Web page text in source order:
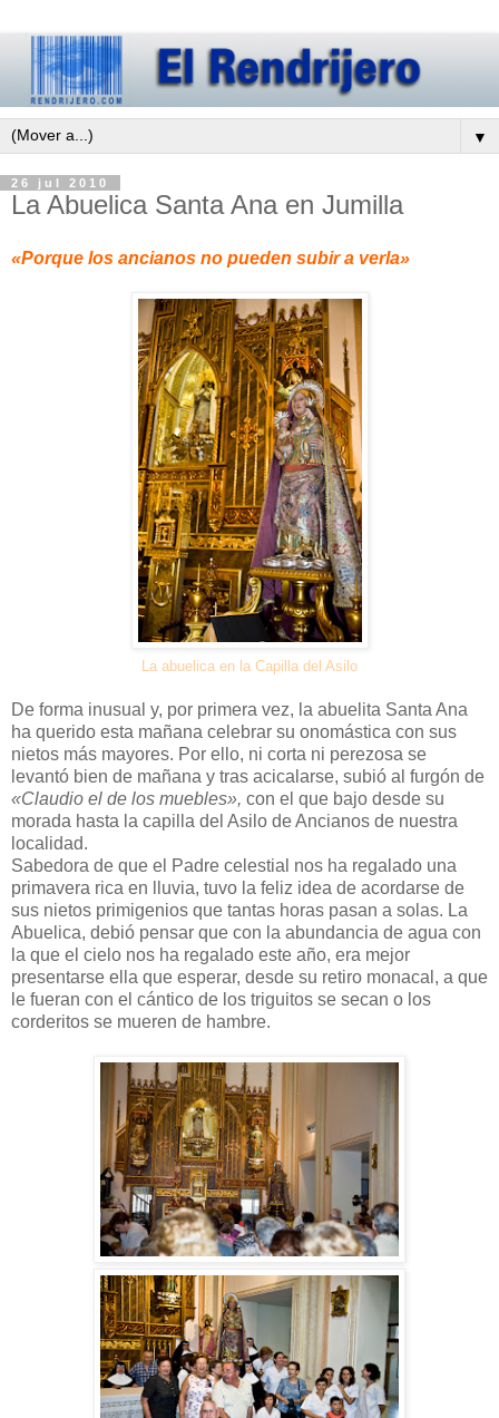
▼
26 jul 2010
La Abuelica Santa Ana en Jumilla
«Porque los ancianos no pueden subir a verla»
La abuelica en la Capilla del Asilo
De forma inusual y, por primera vez, la abuelita Santa Ana
ha querido esta mañana celebrar su onomástica con sus
nietos más mayores. Por ello, ni corta ni perezosa se
levantó bien de mañana y tras acicalarse, subió al furgón de
«Claudio el de los muebles», con el que bajo desde su
morada hasta la capilla del Asilo de Ancianos de nuestra
localidad.
Sabedora de que el Padre celestial nos ha regalado una
primavera rica en lluvia, tuvo la feliz idea de acordarse de
sus nietos primigenios que tantas horas pasan a solas. La
Abuelica, debió pensar que con la abundancia de agua con
la que el cielo nos ha regalado este año, era mejor
presentarse ella que esperar, desde su retiro monacal, a que
le fueran con el cántico de los triguitos se secan o los
corderitos se mueren de hambre.